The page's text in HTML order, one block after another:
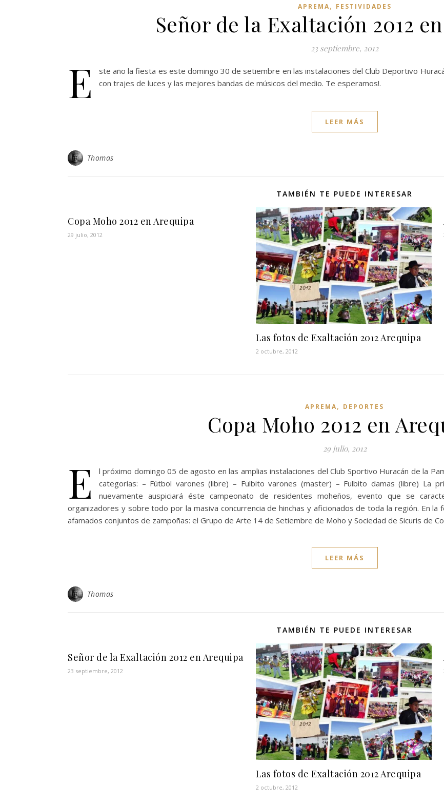
APREMA, FESTIVIDADES
Señor de la Exaltación 2012
23 septiembre, 2012
E
ste año la fiesta es este domingo 30 de setiembre en las instalaciones del Club Deportivo
con trajes de luces y las mejores bandas de músicos del medio. Te esperamos!.
LEER MÁS
Thomas
TAMBIÉN TE PUEDE INTERESAR
Copa Moho 2012 en Arequipa
29 julio, 2012
Las fotos de Exaltación 2012 Arequipa
2 octubre, 2012
APREMA, DEPORTES
Copa Moho 2012 en
29 julio, 2012
E
l próximo domingo 05 de agosto en las amplias instalaciones del Club Sportivo Huracán de la
categorías: – Fútbol varones (libre) – Fulbito varones (master) – Fulbito damas (libre) La
nuevamente auspiciará éste campeonato de residentes moheños, evento que se
organizadores y sobre todo por la masiva concurrencia de hinchas y aficionados de toda la región. En
afamados conjuntos de zampoñas: el Grupo de Arte 14 de Setiembre de Moho y Sociedad de Sicuris de
LEER MÁS
Thomas
TAMBIÉN TE PUEDE INTERESAR
Señor de la Exaltación 2012 en Arequipa
23 septiembre, 2012
Las fotos de Exaltación 2012 Arequipa
2 octubre, 2012